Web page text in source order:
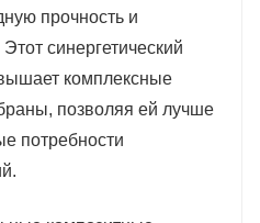
прочность и
синергетический
комплексные
позволяя ей лучше
потребности